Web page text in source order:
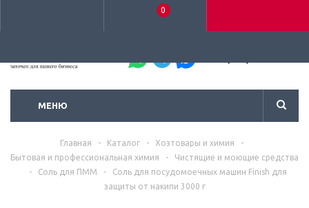
0
МЕНЮ
Главная - Каталог - Хозтовары и химия
-
Бытовая и профессиональная химия
-
Чистящие и моющие средства
-
Соль для ПММ -
Соль для посудомоечных машин Finish для
защиты от накипи 3000 г